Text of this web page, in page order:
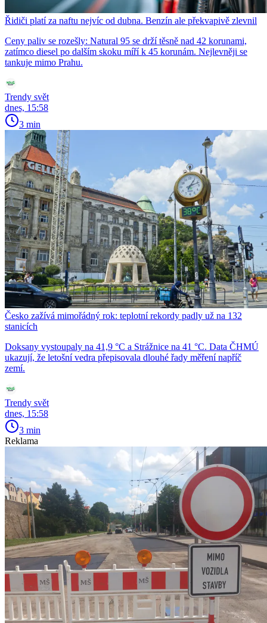
Řidiči platí za naftu nejvíc od dubna. Benzín ale překvapivě zlevnil
Ceny paliv se rozešly: Natural 95 se drží těsně nad 42 korunami,
zatímco diesel po dalším skoku míří k 45 korunám. Nejlevněji se
tankuje mimo Prahu.
Trendy svět
dnes, 15:58
3 min
Česko zažívá mimořádný rok: teplotní rekordy padly už na 132
stanicích
Doksany vystoupaly na 41,9 °C a Strážnice na 41 °C. Data ČHMÚ
ukazují, že letošní vedra přepisovala dlouhé řady měření napříč
zemí.
Trendy svět
dnes, 15:58
3 min
Reklama